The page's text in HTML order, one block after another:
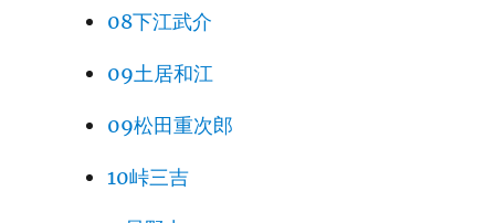
08下江武介
09土居和江
09松田重次郎
10峠三吉